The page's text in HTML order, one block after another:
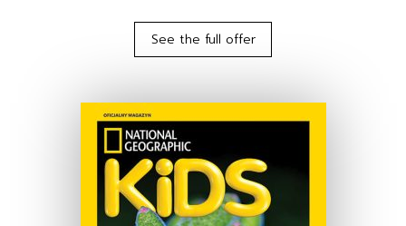
See the full offer